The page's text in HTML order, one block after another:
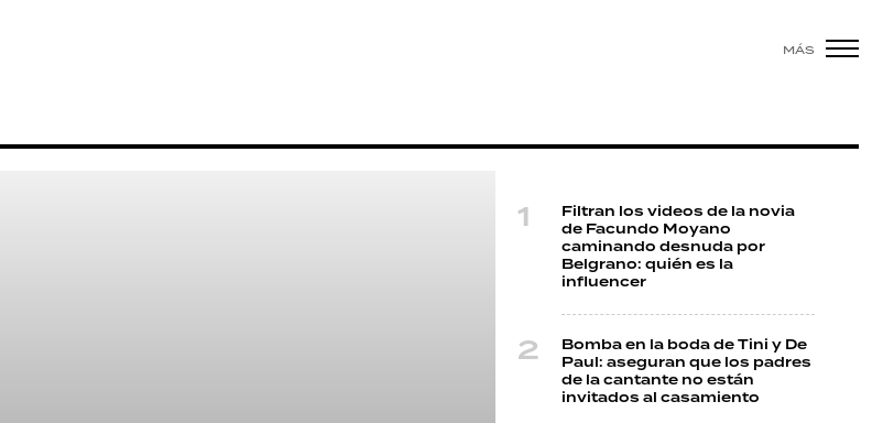
MÁS
Filtran los videos de la novia
de Facundo Moyano
caminando desnuda por
Belgrano: quién es la
influencer
Bomba en la boda de Tini y De
Paul: aseguran que los padres
de la cantante no están
invitados al casamiento